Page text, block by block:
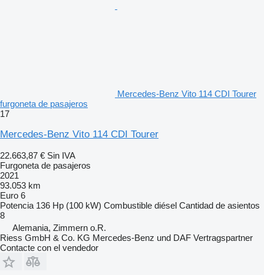
Mercedes-Benz Vito 114 CDI Tourer
furgoneta de pasajeros
17
Mercedes-Benz Vito 114 CDI Tourer
22.663,87 € Sin IVA
Furgoneta de pasajeros
2021
93.053 km
Euro 6
Potencia 136 Hp (100 kW) Combustible diésel Cantidad de asientos
8
Alemania, Zimmern o.R.
Riess GmbH & Co. KG Mercedes-Benz und DAF Vertragspartner
Contacte con el vendedor